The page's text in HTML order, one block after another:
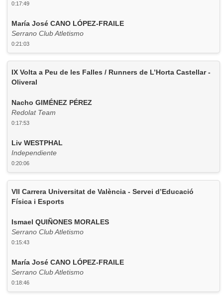
0:17:49
María José CANO LÓPEZ-FRAILE
Serrano Club Atletismo
0:21:03
IX Volta a Peu de les Falles / Runners de L’Horta Castellar -
Oliveral
Nacho GIMÉNEZ PÉREZ
Redolat Team
0:17:53
Liv WESTPHAL
Independiente
0:20:06
VII Carrera Universitat de València - Servei d’Educació
Física i Esports
Ismael QUIÑONES MORALES
Serrano Club Atletismo
0:15:43
María José CANO LÓPEZ-FRAILE
Serrano Club Atletismo
0:18:46